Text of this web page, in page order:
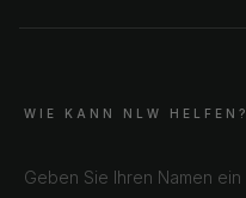
WIE KANN NLW HELFEN?